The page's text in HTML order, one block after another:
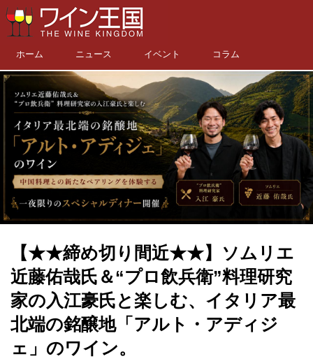
ホーム ニュース イベント コラム
【★★締め切り間近★★】ソムリエ
近藤佑哉氏＆“プロ飲兵衛”料理研究
家の入江豪氏と楽しむ、イタリア最
北端の銘醸地「アルト・アディジ
ェ」のワイン。